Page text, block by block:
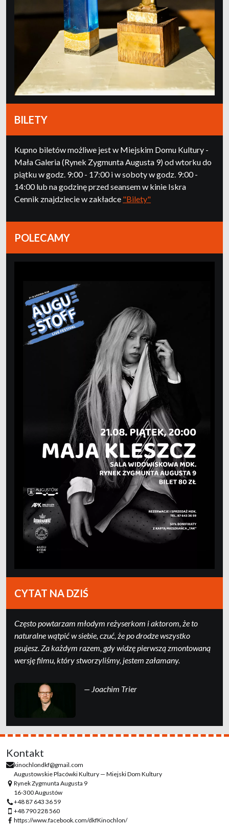
BILETY
Kupno biletów możliwe jest w Miejskim Domu Kultury -
Mała Galeria (Rynek Zygmunta Augusta 9) od wtorku do
piątku w godz. 9:00 - 17:00 i w soboty w godz. 9:00 -
14:00 lub na godzinę przed seansem w kinie Iskra
Cennik znajdziecie w zakładce "Bilety"
POLECAMY
CYTAT NA DZIŚ
Często powtarzam młodym reżyserkom i aktorom, że to
naturalne wątpić w siebie, czuć, że po drodze wszystko
psujesz. Za każdym razem, gdy widzę pierwszą zmontowaną
wersję filmu, który stworzyliśmy, jestem załamany.
— Joachim Trier
Kontakt
kinochlondkf@gmail.com
Augustowskie Placówki Kultury — Miejski Dom Kultury
Rynek Zygmunta Augusta 9
16-300 Augustów
+48 87 643 36 59
+48 790 228 560
https://www.facebook.com/dkfKinochlon/